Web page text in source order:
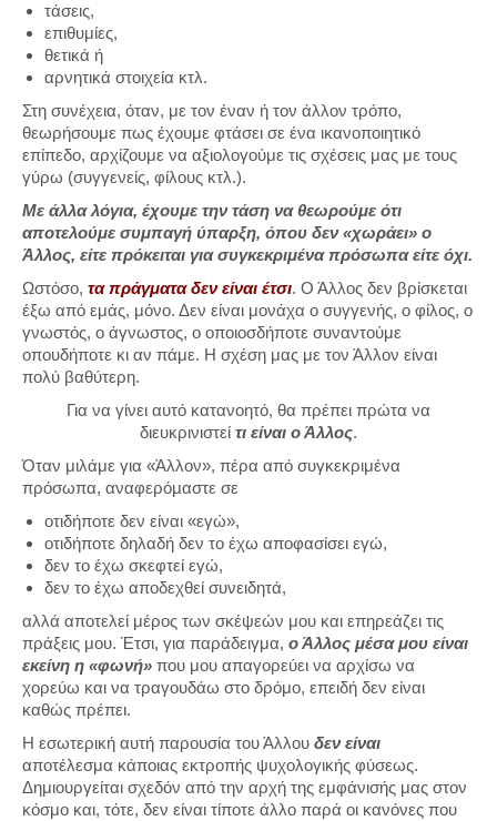
τάσεις,
επιθυμίες,
θετικά ή
αρνητικά στοιχεία κτλ.
Στη συνέχεια, όταν, με τον έναν ή τον άλλον τρόπο,
θεωρήσουμε πως έχουμε φτάσει σε ένα ικανοποιητικό
επίπεδο, αρχίζουμε να αξιολογούμε τις σχέσεις μας με τους
γύρω (συγγενείς, φίλους κτλ.).
Με άλλα λόγια, έχουμε την τάση να θεωρούμε ότι
αποτελούμε συμπαγή ύπαρξη, όπου δεν «χωράει» ο
Άλλος, είτε πρόκειται για συγκεκριμένα πρόσωπα είτε όχι.
Ωστόσο, τα πράγματα δεν είναι έτσι. Ο Άλλος δεν βρίσκεται
έξω από εμάς, μόνο. Δεν είναι μονάχα ο συγγενής, ο φίλος, ο
γνωστός, ο άγνωστος, ο οποιοσδήποτε συναντούμε
οπουδήποτε κι αν πάμε. Η σχέση μας με τον Άλλον είναι
πολύ βαθύτερη.
Για να γίνει αυτό κατανοητό, θα πρέπει πρώτα να
διευκρινιστεί τι είναι ο Άλλος.
Όταν μιλάμε για «Άλλον», πέρα από συγκεκριμένα
πρόσωπα, αναφερόμαστε σε
οτιδήποτε δεν είναι «εγώ»,
οτιδήποτε δηλαδή δεν το έχω αποφασίσει εγώ,
δεν το έχω σκεφτεί εγώ,
δεν το έχω αποδεχθεί συνειδητά,
αλλά αποτελεί μέρος των σκέψεών μου και επηρεάζει τις
πράξεις μου. Έτσι, για παράδειγμα, ο Άλλος μέσα μου είναι
εκείνη η «φωνή» που μου απαγορεύει να αρχίσω να
χορεύω και να τραγουδάω στο δρόμο, επειδή δεν είναι
καθώς πρέπει.
Η εσωτερική αυτή παρουσία του Άλλου δεν είναι
αποτέλεσμα κάποιας εκτροπής ψυχολογικής φύσεως.
Δημιουργείται σχεδόν από την αρχή της εμφάνισής μας στον
κόσμο και, τότε, δεν είναι τίποτε άλλο παρά οι κανόνες που